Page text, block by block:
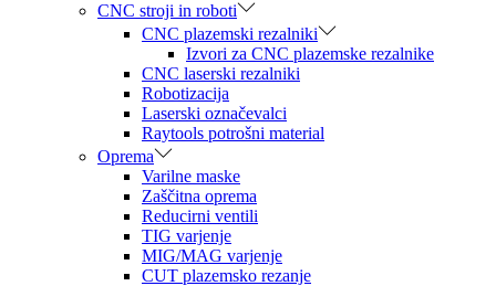
CNC stroji in roboti
CNC plazemski rezalniki
Izvori za CNC plazemske rezalnike
CNC laserski rezalniki
Robotizacija
Laserski označevalci
Raytools potrošni material
Oprema
Varilne maske
Zaščitna oprema
Reducirni ventili
TIG varjenje
MIG/MAG varjenje
CUT plazemsko rezanje